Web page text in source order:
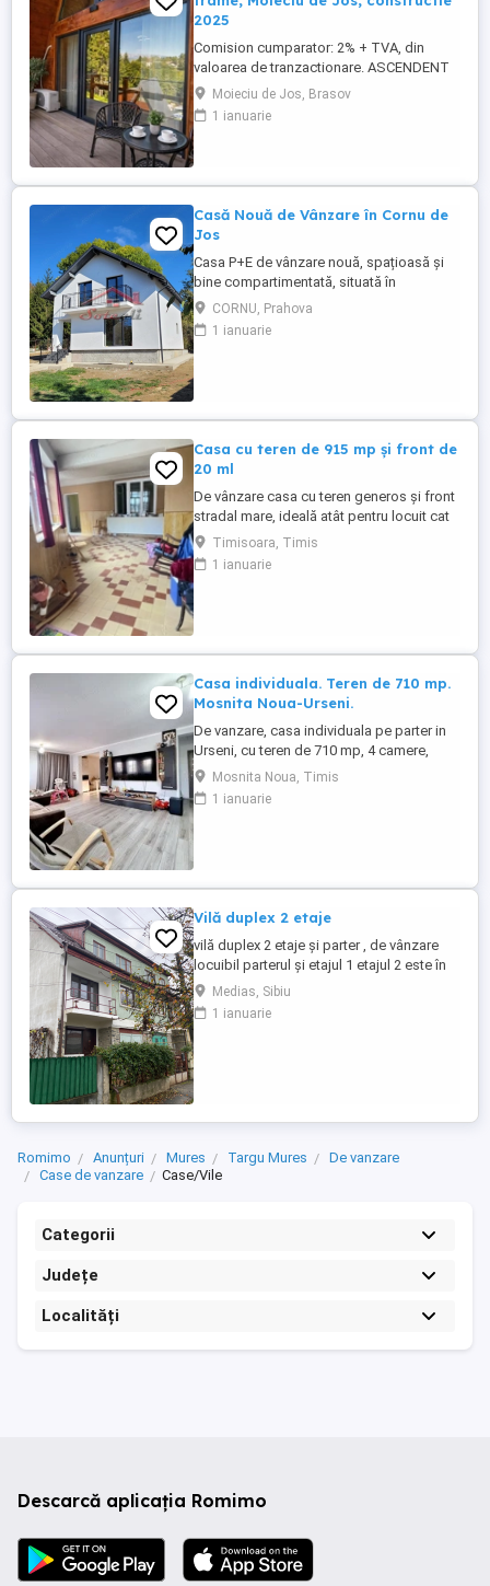
2025
Comision cumparator: 2% + TVA, din
valoarea de tranzactionare. ASCENDENT
IMOBILIARE propune spre vanzare un
ansamblu turistic deosebit, format din 3
unitati de cazare tip A Frame, situat in una
invitam sa experimentati ...
Moieciu de Jos, Brasov
1 ianuarie
Casă Nouă de Vânzare în Cornu de
Jos
Casa P+E de vânzare nouă, spațioasă și
bine compartimentată, situată în
pitorescul Cornu de Jos, județul Prahova
– un loc ideal pentru locuit permanent sau
pentru o reședință de vacanță. - Suprafață
CORNU, Prahova
1 ianuarie
Casa cu teren de 915 mp și front de
20 ml
De vânzare casa cu teren generos și front
stradal mare, ideală atât pentru locuit cat
și pentru investitie. Proprietatea
beneficiază de un teren spațios oferind
multiple posibilități de amenajare.Frontul
Timisoara, Timis
1 ianuarie
Casa individuala. Teren de 710 mp.
Mosnita Noua-Urseni.
De vanzare, casa individuala pe parter in
Urseni, cu teren de 710 mp, 4 camere,
living, bucatarie, 3 dormitoare, 2 bai,
terasa inchisa, placa de beton si spatiu de
depozitare in pod, acoperis din tigla,
Mosnita Noua, Timis
1 ianuarie
Vilă duplex 2 etaje
vilă duplex 2 etaje și parter , de vânzare
locuibil parterul și etajul 1 etajul 2 este în
amenajare garaj parter curte mare 175 mp
în spate individuală și în față 30 mp
parcare individuală în față curent trifazic
Medias, Sibiu
1 ianuarie
Romimo Anunțuri Mures Targu Mures
De vanzare
Case de vanzare
Case/Vile
Categorii
Județe
Localități
Descarcă aplicația Romimo